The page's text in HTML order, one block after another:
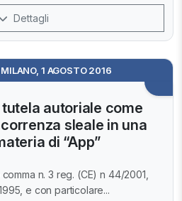
Dettagli
1 AGOSTO 2016
autoriale come
sleale in una
di “App”
n. 3 reg. (CE) n 44/2001,
e con particolare...